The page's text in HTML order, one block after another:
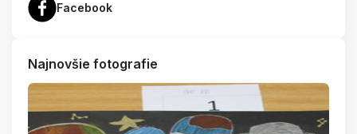
Facebook
Najnovšie fotografie